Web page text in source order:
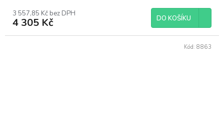
3 557,85 Kč bez DPH
4 305 Kč DO KOŠÍKU
Kód: 8863